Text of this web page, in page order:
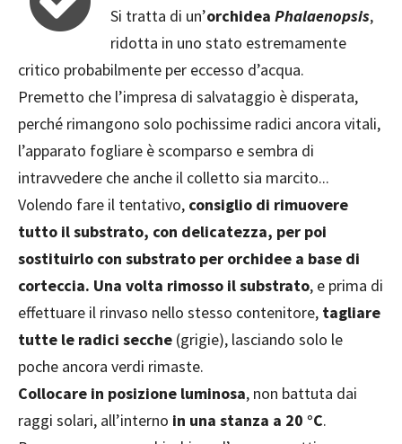
Si tratta di un’orchidea Phalaenopsis,
ridotta in uno stato estremamente
critico probabilmente per eccesso d’acqua.
Premetto che l’impresa di salvataggio è disperata,
perché rimangono solo pochissime radici ancora vitali,
l’apparato fogliare è scomparso e sembra di
intravvedere che anche il colletto sia marcito...
Volendo fare il tentativo, consiglio di rimuovere
tutto il substrato, con delicatezza, per poi
sostituirlo con substrato per orchidee a base di
corteccia. Una volta rimosso il substrato, e prima di
effettuare il rinvaso nello stesso contenitore, tagliare
tutte le radici secche (grigie), lasciando solo le
poche ancora verdi rimaste.
Collocare in posizione luminosa, non battuta dai
raggi solari, all’interno in una stanza a 20 °C.